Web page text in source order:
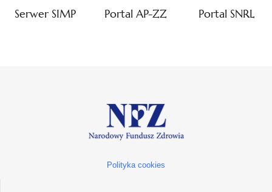
Serwer SIMP Portal AP-ZZ Portal SNRL
Polityka cookies